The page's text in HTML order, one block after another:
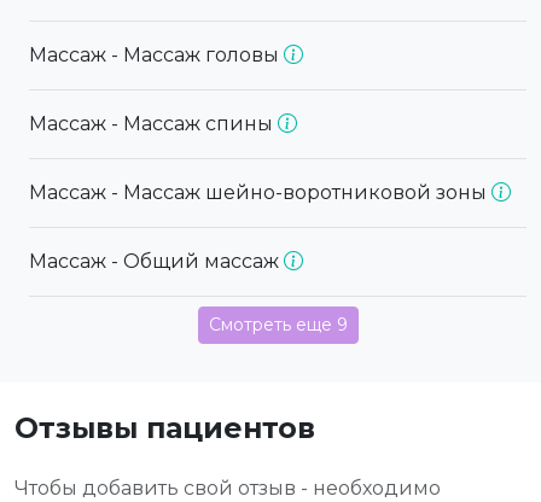
Массаж - Массаж головы
Массаж - Массаж спины
Массаж - Массаж шейно-воротниковой зоны
Массаж - Общий массаж
Смотреть еще 9
Отзывы пациентов
Чтобы добавить свой отзыв - необходимо